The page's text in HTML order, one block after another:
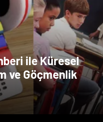
ile Küresel
ve Göçmenlik